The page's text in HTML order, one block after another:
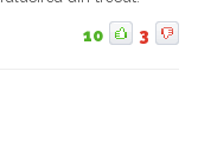
10 3